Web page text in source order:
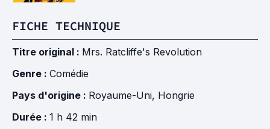
FICHE TECHNIQUE
Titre original : Mrs. Ratcliffe's Revolution
Genre : Comédie
Pays d'origine : Royaume-Uni, Hongrie
Durée : 1 h 42 min